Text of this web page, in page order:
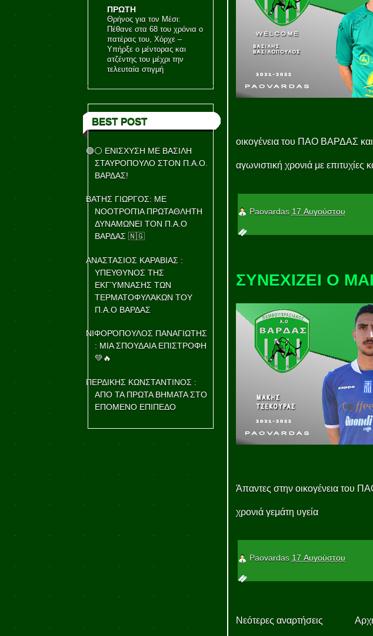
ΠΡΩΤΗ
Θρήνος για τον Μέσι:
Πέθανε στα 68 του χρόνια ο
πατέρας του, Χόρχε –
Υπήρξε ο μέντορας και
ατζέντης του μέχρι την
τελευταία στιγμή
BEST POST
🟢⚪ ΕΝΙΣΧΥΣΗ ΜΕ ΒΑΣΙΛΗ
ΣΤΑΥΡΟΠΟΥΛΟ ΣΤΟΝ Π.Α.Ο.
ΒΑΡΔΑΣ!
ΒΑΤΗΣ ΓΙΩΡΓΟΣ: ΜΕ
ΝΟΟΤΡΟΠΊΑ ΠΡΩΤΑΘΛΗΤΗ
ΔΥΝΑΜΩΝΕΙ ΤΟΝ Π.Α.Ο
ΒΑΡΔΑΣ 🇳🇬
ΑΝΑΣΤΑΣΙΟΣ ΚΑΡΑΒΙΑΣ :
ΥΠΕΥΘΥΝΟΣ ΤΗΣ
ΕΚΓΎΜΝΑΣΗΣ ΤΩΝ
ΤΕΡΜΑΤΟΦΥΛΆΚΩΝ ΤΟΥ
Π.Α.Ο ΒΑΡΔΑΣ
ΝΙΦΟΡΌΠΟΥΛΟΣ ΠΑΝΑΓΙΩΤΗΣ
: ΜΙΑ ΣΠΟΥΔΑΙΑ ΕΠΙΣΤΡΟΦΗ
💚🔥
ΠΕΡΔΙΚΗΣ ΚΩΝΣΤΑΝΤΙΝΟΣ :
ΑΠΟ ΤΑ ΠΡΩΤΑ ΒΗΜΑΤΑ ΣΤΟ
ΕΠΟΜΕΝΟ ΕΠΙΠΕΔΟ
οικογένεια του ΠΑΟ ΒΑΡΔΑΣ και
αγωνιστική χρονιά με επιτυχίες
Paovardas 17 Αυγούστου
ΣΥΝΕΧΙΖΕΙ Ο
Άπαντες στην οικογένεια του
χρονιά γεμάτη υγεία
Paovardas 17 Αυγούστου
Νεότερες αναρτήσεις